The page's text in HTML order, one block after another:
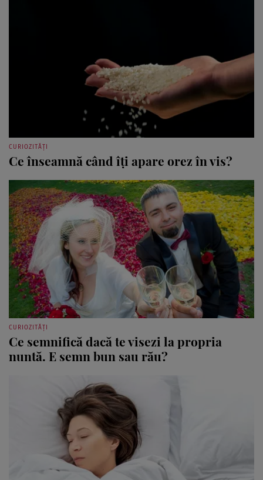
CURIOZITĂȚI
Ce înseamnă când îți apare orez în vis?
CURIOZITĂȚI
Ce semnifică dacă te visezi la propria
nuntă. E semn bun sau rău?